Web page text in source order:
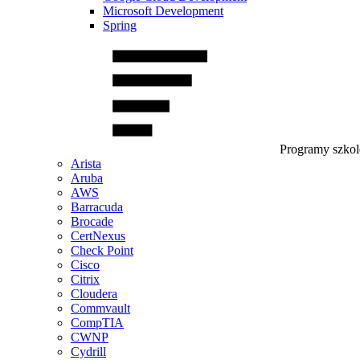
Microsoft Development
Spring
Programy
Arista
Aruba
AWS
Barracuda
Brocade
CertNexus
Check Point
Cisco
Citrix
Cloudera
Commvault
CompTIA
CWNP
Cydrill